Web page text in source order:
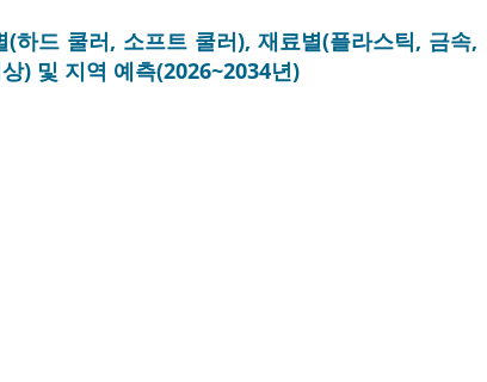
드 쿨러, 소프트 쿨러), 재료별(플라스틱, 금속,
) 및 지역 예측(2026~2034년)